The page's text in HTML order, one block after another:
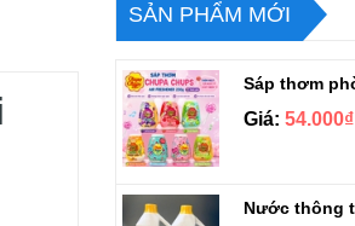
SẢN PHẨM MỚI
Giá: 54.000₫